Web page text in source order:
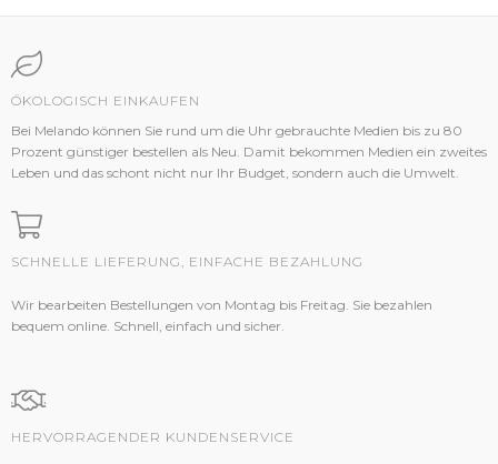
ÖKOLOGISCH EINKAUFEN
Bei Melando können Sie rund um die Uhr gebrauchte Medien bis zu 80
Prozent günstiger bestellen als Neu. Damit bekommen Medien ein zweites
Leben und das schont nicht nur Ihr Budget, sondern auch die Umwelt.
SCHNELLE LIEFERUNG, EINFACHE BEZAHLUNG
Wir bearbeiten Bestellungen von Montag bis Freitag. Sie bezahlen
bequem online. Schnell, einfach und sicher.
HERVORRAGENDER KUNDENSERVICE